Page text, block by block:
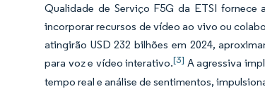
Qualidade de Serviço F5G da ETSI fornece
incorporar recursos de vídeo ao vivo ou
atingirão USD 232 bilhões em 2024,
para voz e vídeo interativo.[3] A agressiva
tempo real e análise de sentimentos,